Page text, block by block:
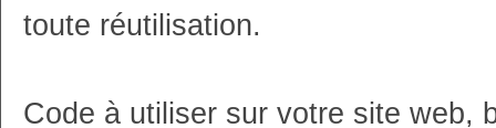
toute réutilisation.
Code à utiliser sur votre site web,